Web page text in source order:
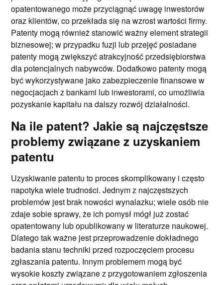
opatentowanego może przyciągnąć uwagę inwestorów
oraz klientów, co przekłada się na wzrost wartości firmy.
Patenty mogą również stanowić ważny element strategii
biznesowej; w przypadku fuzji lub przejęć posiadane
patenty mogą zwiększyć atrakcyjność przedsiębiorstwa
dla potencjalnych nabywców. Dodatkowo patenty mogą
być wykorzystywane jako zabezpieczenie finansowe w
negocjacjach z bankami lub inwestorami, co umożliwia
pozyskanie kapitału na dalszy rozwój działalności.
Na ile patent? Jakie są najczęstsze
problemy związane z uzyskaniem
patentu
Uzyskiwanie patentu to proces skomplikowany i często
napotyka wiele trudności. Jednym z najczęstszych
problemów jest brak nowości wynalazku; wiele osób nie
zdaje sobie sprawy, że ich pomysł mógł już zostać
opatentowany lub opublikowany w literaturze naukowej.
Dlatego tak ważne jest przeprowadzenie dokładnego
badania stanu techniki przed rozpoczęciem procesu
zgłaszania patentu. Innym problemem mogą być
wysokie koszty związane z przygotowaniem zgłoszenia